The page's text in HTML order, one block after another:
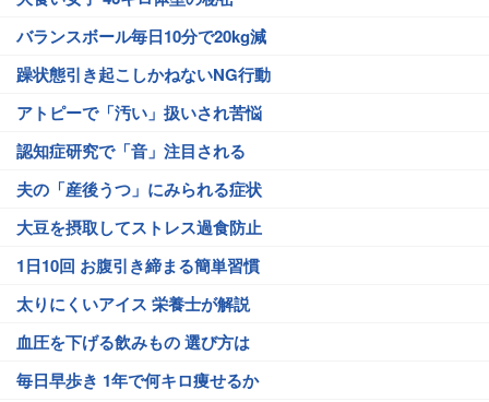
バランスボール毎日10分で20kg減
躁状態引き起こしかねないNG行動
アトピーで「汚い」扱いされ苦悩
認知症研究で「音」注目される
夫の「産後うつ」にみられる症状
大豆を摂取してストレス過食防止
1日10回 お腹引き締まる簡単習慣
太りにくいアイス 栄養士が解説
血圧を下げる飲みもの 選び方は
毎日早歩き 1年で何キロ痩せるか